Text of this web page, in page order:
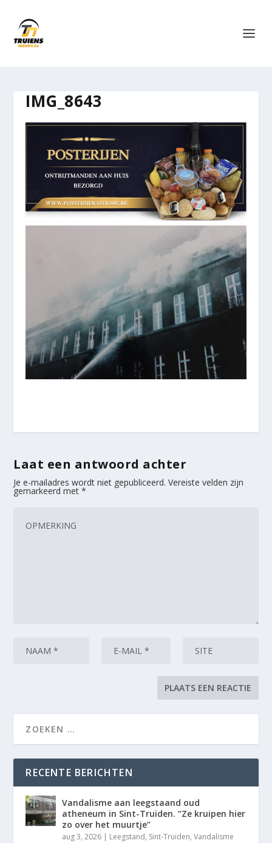
IMG_8643
Laat een antwoord achter
Je e-mailadres wordt niet gepubliceerd. Vereiste velden zijn
gemarkeerd met*
RECENTE BERICHTEN
Vandalisme aan leegstaand oud
atheneum in Sint-Truiden. “Ze kruipen hier
zo over het muurtje”
aug 3, 2026 | Leegstand, Sint-Truiden,Vandalisme